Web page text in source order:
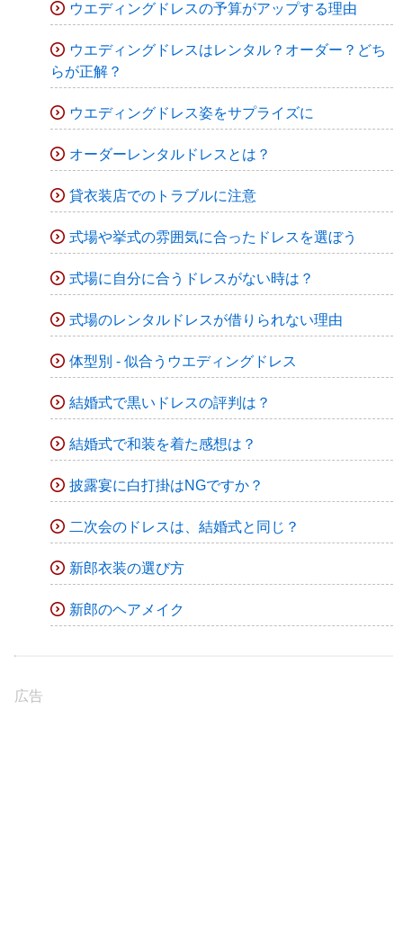
ウエディングドレスの予算がアップする理由
ウエディングドレスはレンタル？オーダー？どち
らが正解？
ウエディングドレス姿をサプライズに
オーダーレンタルドレスとは？
貸衣装店でのトラブルに注意
式場や挙式の雰囲気に合ったドレスを選ぼう
式場に自分に合うドレスがない時は？
式場のレンタルドレスが借りられない理由
体型別 - 似合うウエディングドレス
結婚式で黒いドレスの評判は？
結婚式で和装を着た感想は？
披露宴に白打掛はNGですか？
二次会のドレスは、結婚式と同じ？
新郎衣装の選び方
新郎のヘアメイク
広告